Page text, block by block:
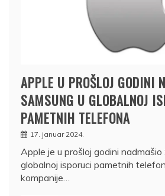
APPLE U PROŠLOJ GODINI
SAMSUNG U GLOBALNOJ
PAMETNIH TELEFONA
17. januar 2024.
Apple je u prošloj godini nadmašio
globalnoj isporuci pametnih
kompanije…